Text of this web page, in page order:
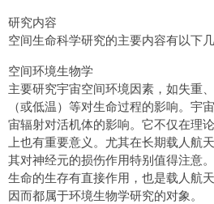
研究内容
空间生命科学研究的主要内容有以下几
空间环境生物学
主要研究宇宙空间环境因素，如失重
（或低温）等对生命过程的影响。宇
宙辐射对活机体的影响。它不仅在理
上也有重要意义。尤其在长期载人航
其对神经元的损伤作用特别值得注意
生命的生存有直接作用，也是载人航
因而都属于环境生物学研究的对象。